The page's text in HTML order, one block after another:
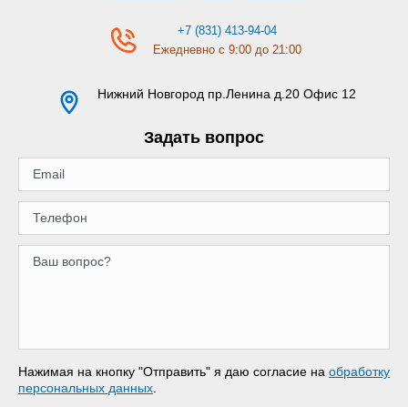
+7 (831) 413-94-04
Ежедневно с 9:00 до 21:00
Нижний Новгород пр.Ленина д.20 Офис 12
Задать вопрос
Нажимая на кнопку "Отправить" я даю согласие на обработку
персональных данных